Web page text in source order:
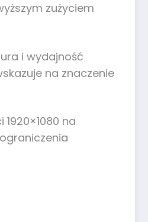
zużyciem
i wydajność
na znaczenie
na